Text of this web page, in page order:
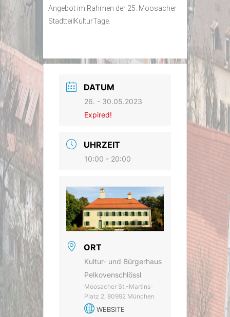
Angebot im Rahmen der 25. Moosacher
StadtteilKulturTage.
DATUM
26. - 30.05.2023
Expired!
UHRZEIT
10:00 - 20:00
ORT
Kultur- und Bürgerhaus
Pelkovenschlössl
Moosacher St.-Martins-
Platz 2, 80992 München
WEBSITE